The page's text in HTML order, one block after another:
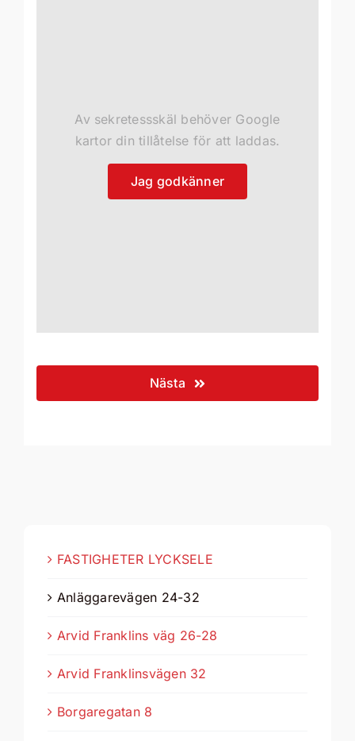
Av sekretessskäl behöver Google
kartor din tillåtelse för att laddas.
Jag godkänner
Nästa
FASTIGHETER LYCKSELE
Anläggarevägen 24-32
Arvid Franklins väg 26-28
Arvid Franklinsvägen 32
Borgaregatan 8